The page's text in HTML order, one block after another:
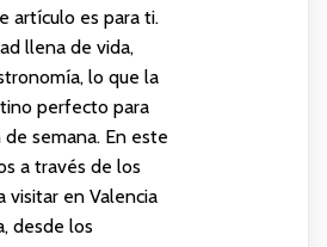
artículo es para ti.
llena de vida,
lo que la
perfecto para
semana. En este
a través de los
visitar en Valencia
desde los